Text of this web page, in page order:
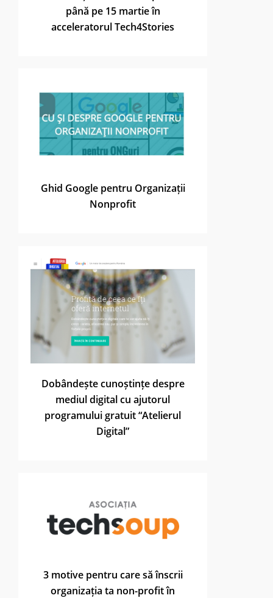
până pe 15 martie în
acceleratorul Tech4Stories
Ghid Google pentru Organizații
Nonprofit
Dobândește cunoștințe despre
mediul digital cu ajutorul
programului gratuit “Atelierul
Digital”
3 motive pentru care să înscrii
organizația ta non-profit în